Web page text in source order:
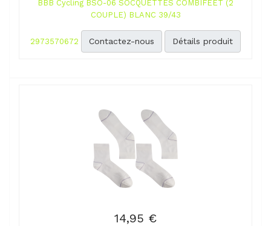
BBB Cycling BSO-06 SOCQUETTES COMBIFEET (2
COUPLE) BLANC 39/43
2973570672 Contactez-nous Détails produit
14,95 €